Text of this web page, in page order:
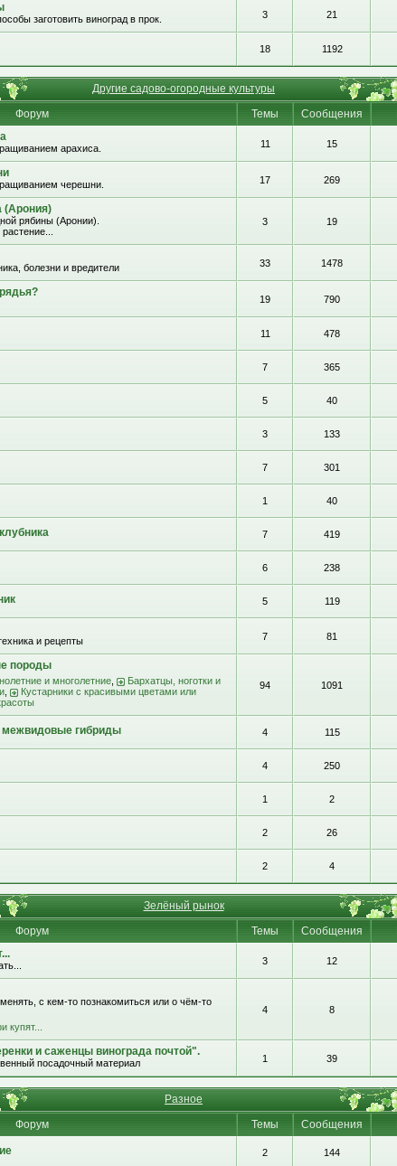
заготовить виноград в прок. 3 21
18 1192
Другие садово-огородные культуры
Форум
Темы Сообщения
арахиса. 11 15
черешни. 17 269
(Арония)
рябины (Аронии).
3 19
болезни и вредители 33 1478
19 790
11 478
7 365
5 40
3 133
7 301
1 40
7 419
6 238
5 119
и рецепты 7 81
породы
и многолетние
Бархатцы, ноготки и
Кустарники с красивыми цветами или
94 1091
гибриды 4 115
4 250
1 2
2 26
2 4
Зелёный рынок
Форум
Темы Сообщения
3 12
с кем-то познакомиться или о чём-то
купят...
4 8
и саженцы винограда почтой".
посадочный материал 1 39
Разное
Форум
Темы Сообщения
2 144